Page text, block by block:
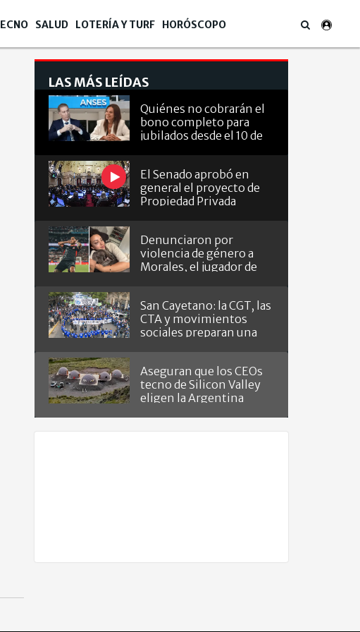
SALUD LOTERÍA Y TURF HORÓSCOPO
LAS MÁS LEÍDAS
Quiénes no cobrarán el
bono completo para
jubilados desde el 10 de
El Senado aprobó en
general el proyecto de
Propiedad Privada
Denunciaron por
violencia de género a
Morales, el jugador de
San Cayetano: la CGT, las
CTA y movimientos
sociales preparan una
Aseguran que los CEOs
tecno de Silicon Valley
eligen la Argentina